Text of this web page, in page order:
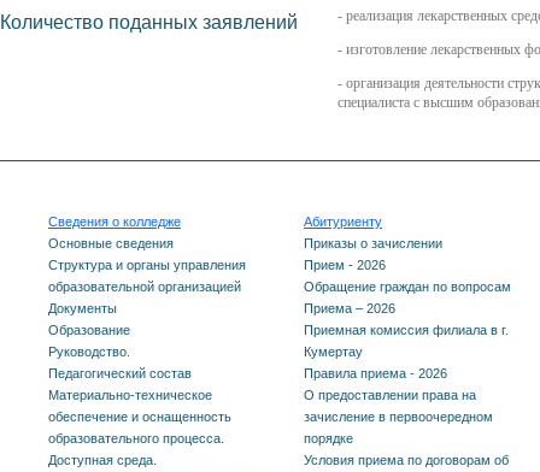
- реализация лекарственных
- изготовление лекарственных
- организация деятельности
специалиста с высшим
Количество поданных заявлений
Сведения о колледже
Основные сведения
Структура и органы управления
образовательной организацией
Документы
Образование
Руководство.
Педагогический состав
Материально-техническое
обеспечение и оснащенность
образовательного процесса.
Доступная среда.
Абитуриенту
Приказы о зачислении
Прием - 2026
Обращение граждан по вопросам
Приема – 2026
Приемная комиссия филиала в г.
Кумертау
Правила приема - 2026
О предоставлении права на
зачисление в первоочередном
порядке
Условия приема по договорам об